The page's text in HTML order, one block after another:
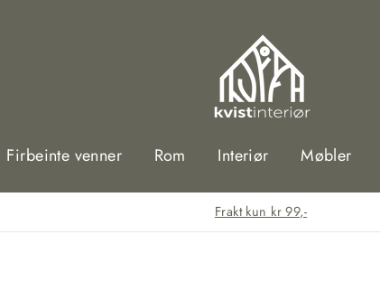
Firbeinte venner Rom Interiør Møbler
Frakt kun kr 99,-